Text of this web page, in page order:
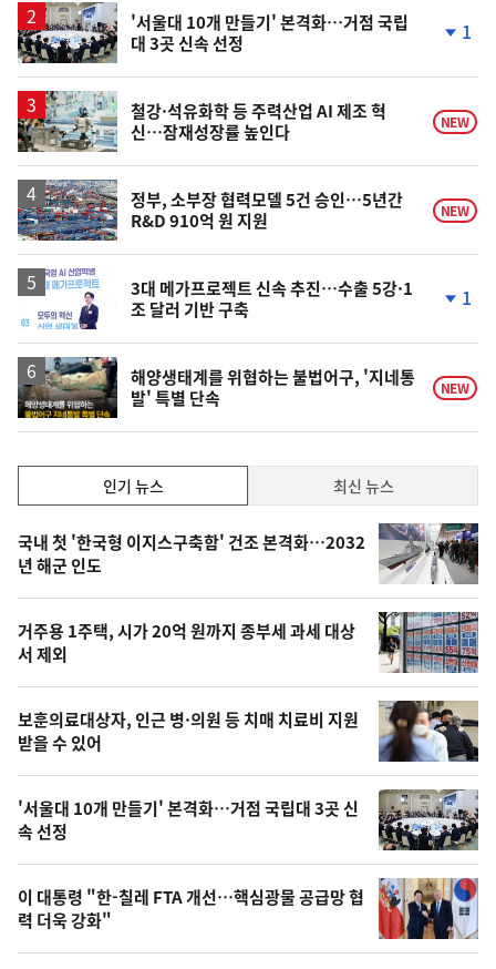
'서울대 10개 만들기' 본격화…거점 국립
대 3곳 신속 선정
계
락
1
철강·석유화학 등 주력산업 AI 제조 혁
신…잠재성장률 높인다
NEW
정부, 소부장 협력모델 5건 승인…5년간
R&D 910억 원 지원
NEW
3대 메가프로젝트 신속 추진…수출 5강·1
조 달러 기반 구축
계
락
1
해양생태계를 위협하는 불법어구, '지네통
발' 특별 단속
NEW
기,
최
신,
오
늘
의
영
상
오
늘
의
사
진
인기 뉴스 최신 뉴스
기
뉴
스
국내 첫 '한국형 이지스구축함' 건조 본격화…2032
년 해군 인도
거주용 1주택, 시가 20억 원까지 종부세 과세 대상
서 제외
보훈의료대상자, 인근 병·의원 등 치매 치료비 지원
받을 수 있어
'서울대 10개 만들기' 본격화…거점 국립대 3곳 신
속 선정
이 대통령 "한-칠레 FTA 개선…핵심광물 공급망 협
력 더욱 강화"